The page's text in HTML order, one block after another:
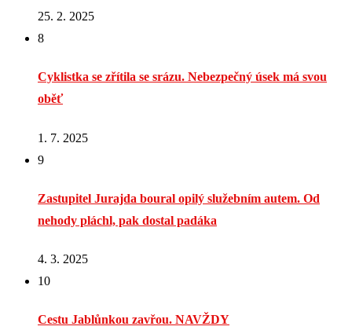
25. 2. 2025
8
Cyklistka se zřítila se srázu. Nebezpečný úsek má svou
oběť
1. 7. 2025
9
Zastupitel Jurajda boural opilý služebním autem. Od
nehody pláchl, pak dostal padáka
4. 3. 2025
10
Cestu Jablůnkou zavřou. NAVŽDY